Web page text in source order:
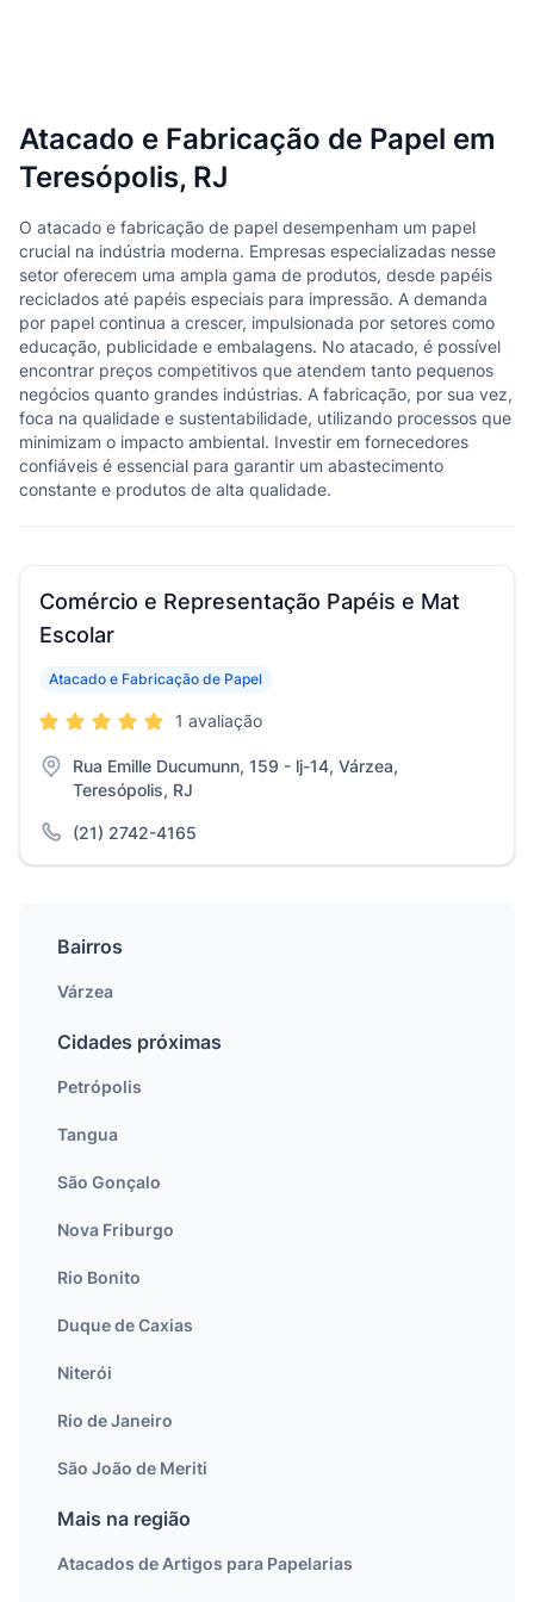
Atacado e Fabricação de Papel em
Teresópolis, RJ
O atacado e fabricação de papel desempenham um papel
crucial na indústria moderna. Empresas especializadas nesse
setor oferecem uma ampla gama de produtos, desde papéis
reciclados até papéis especiais para impressão. A demanda
por papel continua a crescer, impulsionada por setores como
educação, publicidade e embalagens. No atacado, é possível
encontrar preços competitivos que atendem tanto pequenos
negócios quanto grandes indústrias. A fabricação, por sua vez,
foca na qualidade e sustentabilidade, utilizando processos que
minimizam o impacto ambiental. Investir em fornecedores
confiáveis é essencial para garantir um abastecimento
constante e produtos de alta qualidade.
Comércio e Representação Papéis e Mat
Escolar
Atacado e Fabricação de Papel
1 avaliação
Rua Emille Ducumunn, 159 - lj-14, Várzea,
Teresópolis, RJ
(21) 2742-4165
Bairros
Várzea
Cidades próximas
Petrópolis
Tangua
São Gonçalo
Nova Friburgo
Rio Bonito
Duque de Caxias
Niterói
Rio de Janeiro
São João de Meriti
Mais na região
Atacados de Artigos para Papelarias